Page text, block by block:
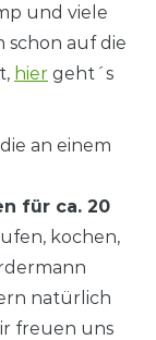
und viele
schon auf die
hier geht´s
an einem
für ca. 20
kochen,
natürlich
freuen uns